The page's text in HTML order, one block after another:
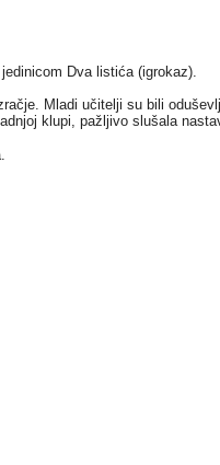
Dva listića (igrokaz).
Mladi učitelji su bili
klupi, pažljivo slušala